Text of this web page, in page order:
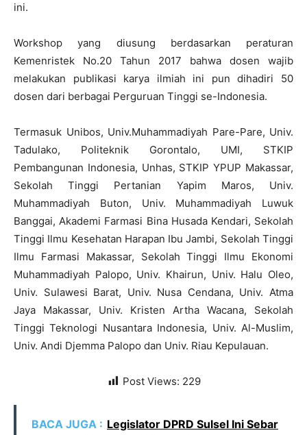
ini.
Workshop yang diusung berdasarkan peraturan
Kemenristek No.20 Tahun 2017 bahwa dosen wajib
melakukan publikasi karya ilmiah ini pun dihadiri 50
dosen dari berbagai Perguruan Tinggi se-Indonesia.
Termasuk Unibos, Univ.Muhammadiyah Pare-Pare, Univ.
Tadulako, Politeknik Gorontalo, UMI, STKIP
Pembangunan Indonesia, Unhas, STKIP YPUP Makassar,
Sekolah Tinggi Pertanian Yapim Maros, Univ.
Muhammadiyah Buton, Univ. Muhammadiyah Luwuk
Banggai, Akademi Farmasi Bina Husada Kendari, Sekolah
Tinggi Ilmu Kesehatan Harapan Ibu Jambi, Sekolah Tinggi
Ilmu Farmasi Makassar, Sekolah Tinggi Ilmu Ekonomi
Muhammadiyah Palopo, Univ. Khairun, Univ. Halu Oleo,
Univ. Sulawesi Barat, Univ. Nusa Cendana, Univ. Atma
Jaya Makassar, Univ. Kristen Artha Wacana, Sekolah
Tinggi Teknologi Nusantara Indonesia, Univ. Al-Muslim,
Univ. Andi Djemma Palopo dan Univ. Riau Kepulauan.
Post Views: 229
BACA JUGA : Legislator DPRD Sulsel Ini Sebar